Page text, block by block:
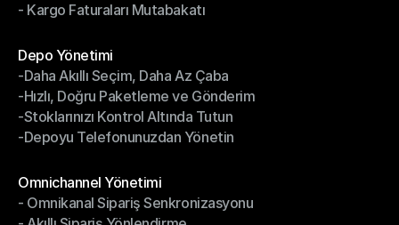
-Kargo Performans Yönetimi
- Kargo Faturaları Mutabakatı
Depo Yönetimi
Depo Yönetimi
-Daha Akıllı Seçim, Daha Az Çaba
-Daha Akıllı Seçim, Daha Az Çaba
-Hızlı, Doğru Paketleme ve Gönderim
-Hızlı, Doğru Paketleme ve Gönderim
-Stoklarınızı Kontrol Altında Tutun
-Stoklarınızı Kontrol Altında Tutun
-Depoyu Telefonunuzdan Yönetin
Omnichannel Yönetimi
Omnichannel Yönetimi
- Omnikanal Sipariş Senkronizasyonu